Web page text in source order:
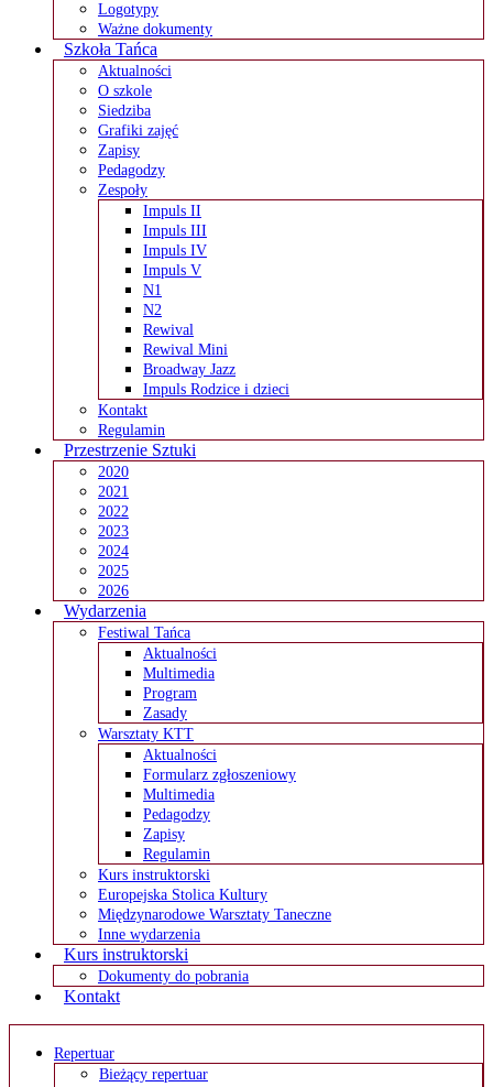
Logotypy
Ważne dokumenty
Szkoła Tańca
Aktualności
O szkole
Siedziba
Grafiki zajęć
Zapisy
Pedagodzy
Zespoły
Impuls II
Impuls III
Impuls IV
Impuls V
N1
N2
Rewival
Rewival Mini
Broadway Jazz
Impuls Rodzice i dzieci
Kontakt
Regulamin
Przestrzenie Sztuki
2020
2021
2022
2023
2024
2025
2026
Wydarzenia
Festiwal Tańca
Aktualności
Multimedia
Program
Zasady
Warsztaty KTT
Aktualności
Formularz zgłoszeniowy
Multimedia
Pedagodzy
Zapisy
Regulamin
Kurs instruktorski
Europejska Stolica Kultury
Międzynarodowe Warsztaty Taneczne
Inne wydarzenia
Kurs instruktorski
Dokumenty do pobrania
Kontakt
Repertuar
Bieżący repertuar